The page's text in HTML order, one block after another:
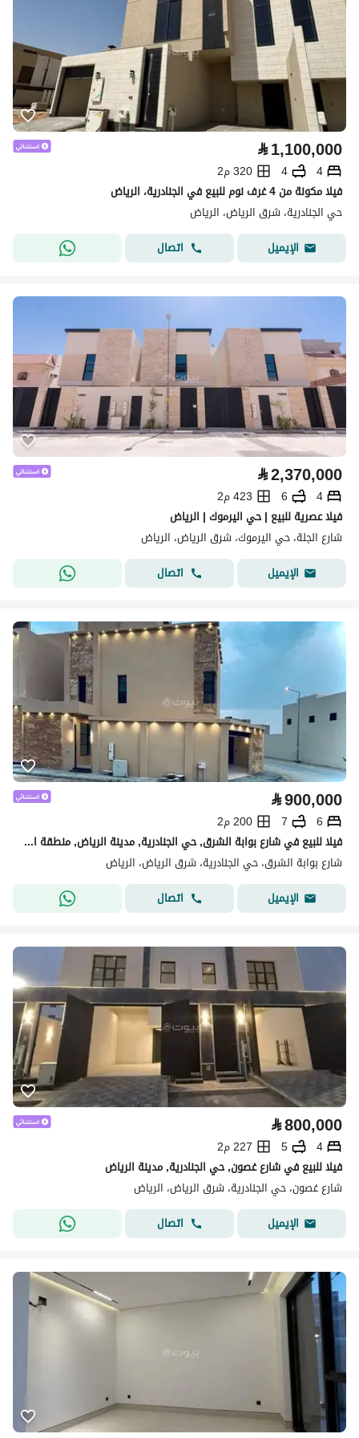
⃁1,100,000
4
4
320 م2
فيلا مكونة من 4 غرف نوم للبيع في الجنادرية، الرياض
حي الجنادرية، شرق الرياض، الرياض
الإيميل
اتصال
⃁2,370,000
4
6
423 م2
فيلا عصرية للبيع | حي اليرموك | الرياض
شارع الجلة، حي اليرموك، شرق الرياض، الرياض
الإيميل
اتصال
⃁900,000
6
7
200 م2
فيلا للبيع في شارع بوابة الشرق, حي الجنادرية, مدينة الرياض, منطقة الرياض
شارع بوابة الشرق، حي الجنادرية، شرق الرياض، الرياض
الإيميل
اتصال
⃁800,000
4
5
227 م2
فيلا للبيع في شارع غصون, حي الجنادرية, مدينة الرياض
شارع غصون، حي الجنادرية، شرق الرياض، الرياض
الإيميل
اتصال